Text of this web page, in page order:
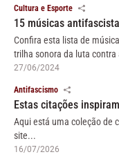
Cultura e Esporte
15 músicas
Confira esta lista de
trilha sonora da luta
27/06/2024
Antifascismo
Estas citações
Aqui está uma coleção de
site...
16/07/2026